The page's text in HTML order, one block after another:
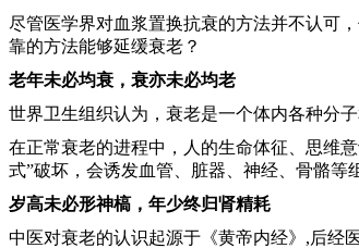
尽管医学界对血浆置换抗衰的方法并不认可
靠的方法能够延缓衰老？
老年未必均衰，衰亦未必均老
世界卫生组织认为，衰老是一个体内各种分
在正常衰老的进程中，人的生命体征、思维
式”破坏，会诱发血管、脏器、神经、骨骼等
岁高未必形神槁， 年少终归肾精耗
中医对衰老的认识起源于《黄帝内经》,后经